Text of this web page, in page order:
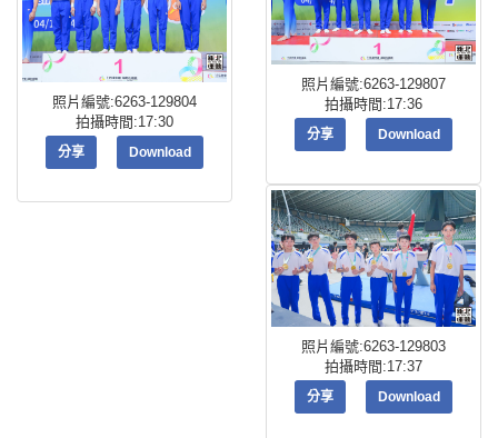
照片編號:6263-129804
拍攝時間:17:30
分享 Download
照片編號:6263-129807
拍攝時間:17:36
分享 Download
照片編號:6263-129803
拍攝時間:17:37
分享 Download